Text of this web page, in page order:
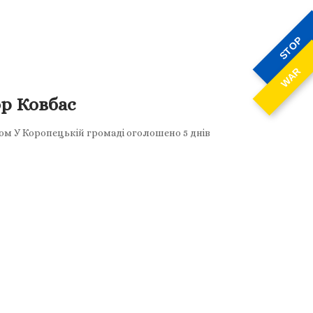
STOP
WAR
Ковбас
У Коропецькій громаді оголошено 5 днів